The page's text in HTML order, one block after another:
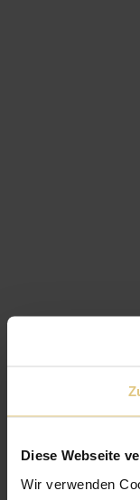
Diese Webseite
Wir verwenden